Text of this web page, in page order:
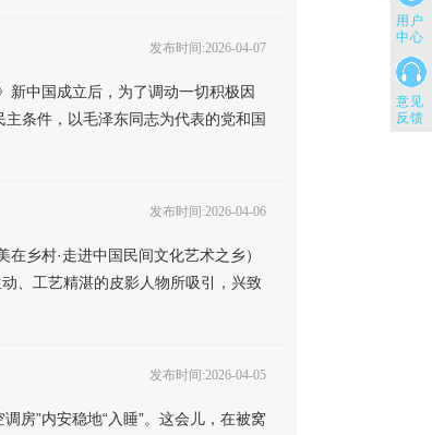
用户
中心
意见
反馈
发布时间:2026-04-07
新中国成立后，为了调动一切积极因
条件，以毛泽东同志为代表的党和国
发布时间:2026-04-06
乡村·走进中国民间文化艺术之乡）
、工艺精湛的皮影人物所吸引，兴致
发布时间:2026-04-05
房”内安稳地“入睡”。这会儿，在被窝